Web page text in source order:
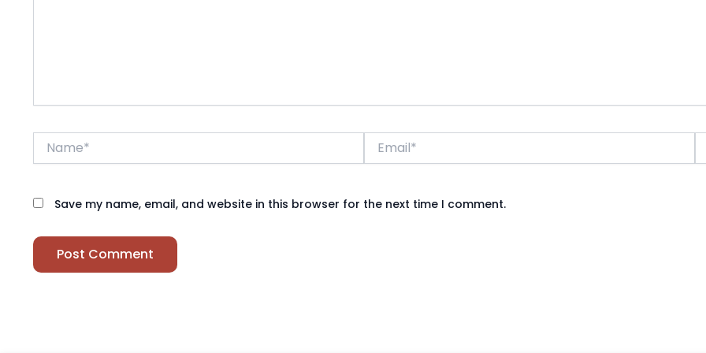
Save my name, email, and website in this browser for the next time I comment.